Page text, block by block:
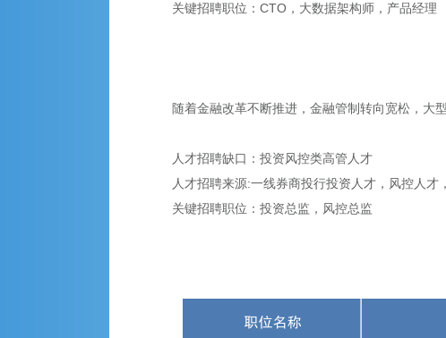
关键招聘职位：CTO，大数据架构师，产品经理
随着金融改革不断推进，金融管制转向宽松，大
人才招聘缺口：投资风控类高管人才
人才招聘来源:一线券商投行投资人才，风控人
关键招聘职位：投资总监，风控总监